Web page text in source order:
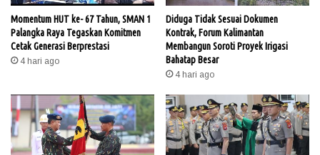
Momentum HUT ke- 67 Tahun, SMAN 1
Palangka Raya Tegaskan Komitmen
Cetak Generasi Berprestasi
4 hari ago
Diduga Tidak Sesuai Dokumen
Kontrak, Forum Kalimantan
Membangun Soroti Proyek Irigasi
Bahatap Besar
4 hari ago